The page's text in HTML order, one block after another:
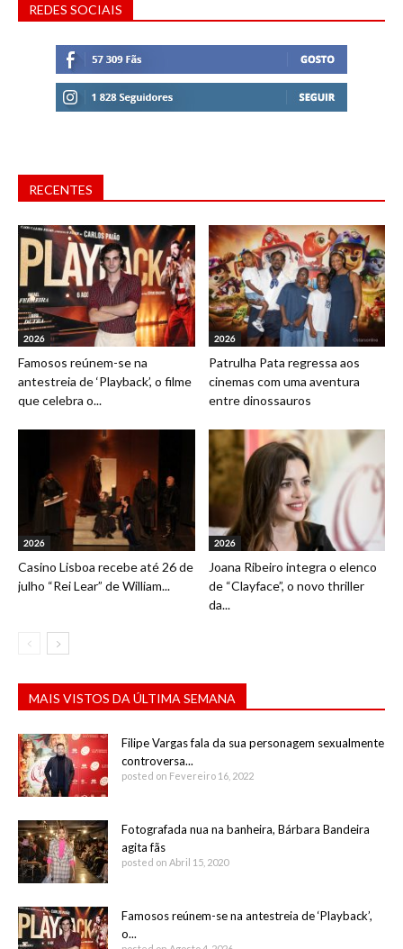
REDES SOCIAIS
RECENTES
2026
Famosos reúnem-se na
antestreia de ‘Playback’, o filme
que celebra o...
2026
Patrulha Pata regressa aos
cinemas com uma aventura
entre dinossauros
2026
Casino Lisboa recebe até 26 de
julho “Rei Lear” de William...
2026
Joana Ribeiro integra o elenco
de “Clayface”, o novo thriller
da...
MAIS VISTOS DA ÚLTIMA SEMANA
Filipe Vargas fala da sua personagem sexualmente
controversa...
posted on Fevereiro 16, 2022
Fotografada nua na banheira, Bárbara Bandeira
agita fãs
posted on Abril 15, 2020
Famosos reúnem-se na antestreia de ‘Playback’,
o...